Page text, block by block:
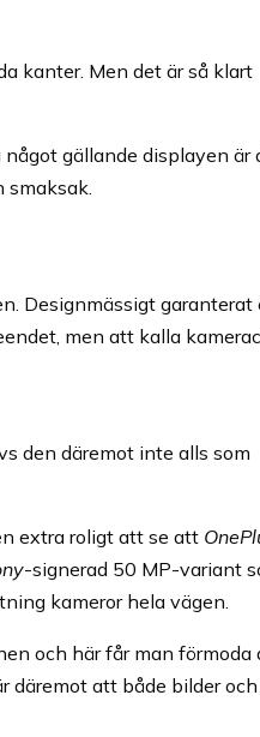
kanter. Men det är så klart
något gällande displayen är
smaksak.
Designmässigt garanterat
men att kalla
den däremot inte alls som
extra roligt att se att
-signerad 50 MP-variant
kameror hela vägen.
och här får man förmoda
däremot att både bilder